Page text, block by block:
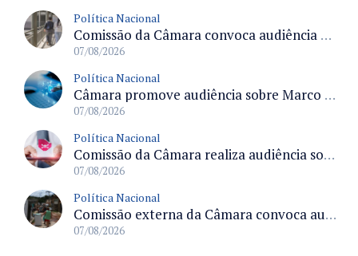
Política Nacional
Comissão da Câmara convoca audiência para discutir misoginia nas escolas e universidades após divulgação de listas misóginas
07/08/2026
Política Nacional
Câmara promove audiência sobre Marco de Fomento à Economia Digital e impactos da inteligência artificial
07/08/2026
Política Nacional
Comissão da Câmara realiza audiência sobre apostas online para medir o tamanho do mercado ilegal
07/08/2026
Política Nacional
Comissão externa da Câmara convoca audiência pública sobre chuvas na Zona da Mata de Minas Gerais e impactos em Juiz de Fora
07/08/2026